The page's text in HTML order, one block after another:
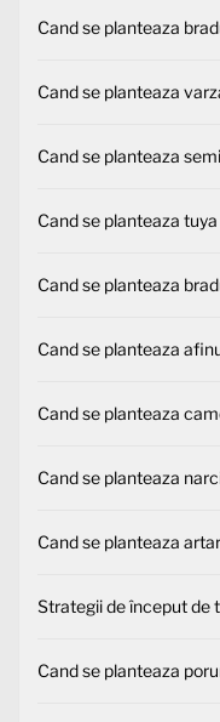
Cand se planteaza
Cand se planteaza
Cand se planteaza
Cand se planteaza tuya
Cand se planteaza
Cand se planteaza
Cand se planteaza
Cand se planteaza
Cand se planteaza
Strategii de început de
Cand se planteaza